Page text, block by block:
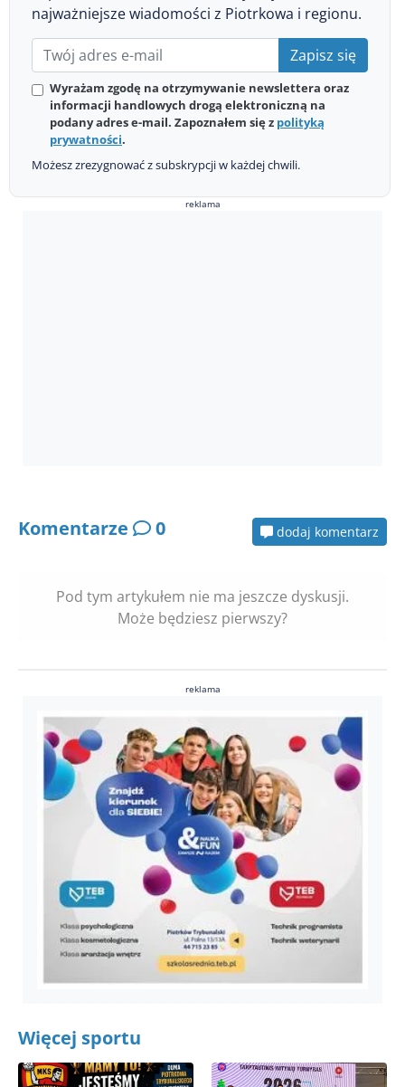
najważniejsze wiadomości z Piotrkowa i regionu.
Zapisz się
Wyrażam zgodę na otrzymywanie newslettera oraz
informacji handlowych drogą elektroniczną na
podany adres e-mail. Zapoznałem się z polityką
prywatności.
Możesz zrezygnować z subskrypcji w każdej chwili.
reklama
Komentarze 0 dodaj komentarz
Pod tym artykułem nie ma jeszcze dyskusji.
Może będziesz pierwszy?
reklama
Więcej sportu